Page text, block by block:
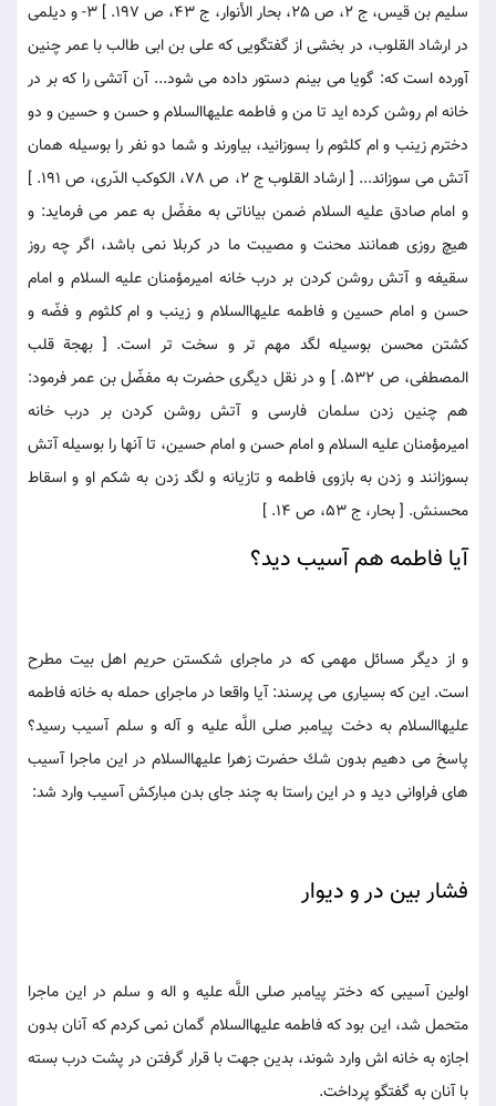
سليم بن قيس، ج 2، ص 25، بحار الأنوار، ج 43، ص 197. ] 3- و ديلمى
در ارشاد القلوب، در بخشى از گفتگويى كه على بن ابى طالب با عمر چنين
آورده است كه: گويا مى بينم دستور داده مى شود... آن آتشى را كه بر در
خانه ام روشن كرده ايد تا من و فاطمه عليهاالسلام و حسن و حسين و دو
دخترم زينب و ام كلثوم را بسوزانيد، بياورند و شما دو نفر را بوسيله همان
آتش مى سوزاند... [ ارشاد القلوب ج 2، ص 78، الكوكب الدّرى، ص 191. ]
و امام صادق عليه السلام ضمن بياناتى به مفضّل به عمر مى فرمايد: و
هيچ روزى همانند محنت و مصيبت ما در كربلا نمى باشد، اگر چه روز
سقيفه و آتش روشن كردن بر درب خانه اميرمؤمنان عليه السلام و امام
حسن و امام حسين و فاطمه عليهاالسلام و زينب و ام كلثوم و فضّه و
كشتن محسن بوسيله لگد مهم تر و سخت تر است. [ بهجة قلب
المصطفى، ص 532. ] و در نقل ديگرى حضرت به مفضّل بن عمر فرمود:
هم چنين زدن سلمان فارسى و آتش روشن كردن بر درب خانه
اميرمؤمنان عليه السلام و امام حسن و امام حسين، تا آنها را بوسيله آتش
بسوزانند و زدن به بازوى فاطمه و تازيانه و لگد زدن به شكم او و اسقاط
محسنش. [ بحار، ج 53، ص 14. ]
آيا فاطمه هم آسيب ديد؟
و از ديگر مسائل مهمى كه در ماجراى شكستن حريم اهل بيت مطرح
است. اين كه بسيارى مى پرسند: آيا واقعا در ماجراى حمله به خانه فاطمه
عليهاالسلام به دخت پيامبر صلى اللَّه عليه و آله و سلم آسيب رسيد؟
پاسخ مى دهيم بدون شك حضرت زهرا عليهاالسلام در اين ماجرا آسيب
هاى فراوانى ديد و در اين راستا به چند جاى بدن مباركش آسيب وارد شد:
فشار بين در و ديوار
اولين آسيبى كه دختر پيامبر صلى اللَّه عليه و اله و سلم در اين ماجرا
متحمل شد، اين بود كه فاطمه عليهاالسلام گمان نمى كردم كه آنان بدون
اجازه به خانه اش وارد شوند، بدين جهت با قرار گرفتن در پشت درب بسته
با آنان به گفتگو پرداخت.